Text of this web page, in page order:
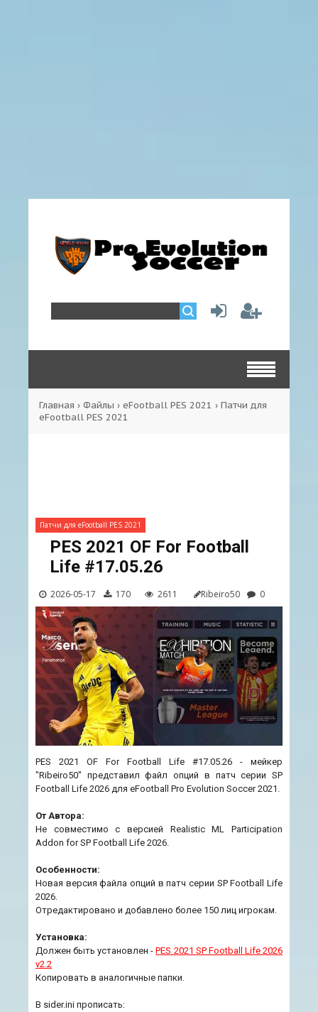
Главная › Файлы › eFootball PES 2021 › Патчи для
eFootball PES 2021
Патчи для eFootball PES 2021
PES 2021 OF For Football
Life #17.05.26
2026-05-17 170 2611 Ribeiro50 0
PES 2021 OF For Football Life #17.05.26 - мейкер
"Ribeiro50" представил файл опций в патч серии SP
Football Life 2026 для eFootball Pro Evolution Soccer 2021.
От Автора:
Не совместимо с версией Realistic ML Participation
Addon for SP Football Life 2026.
Особенности:
Новая версия файла опций в патч серии SP Football Life
2026.
Отредактировано и добавлено более 150 лиц игрокам.
Установка:
Должен быть установлен -PES 2021 SP Football Life 2026
v2.2
Копировать в аналогичные папки.
В sider.ini прописать: